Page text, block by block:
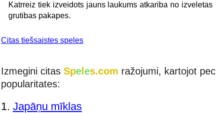
Katrreiz tiek izveidots jauns laukums atkariba no izveletas
grutibas pakapes.
Citas tiešsaistes speles
Izmegini citas Spe es.com ražojumi, kartojot pec
popularitates:
1. Japāņu mīklas